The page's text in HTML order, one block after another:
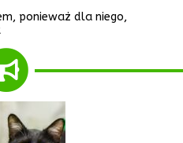
ponieważ dla niego,